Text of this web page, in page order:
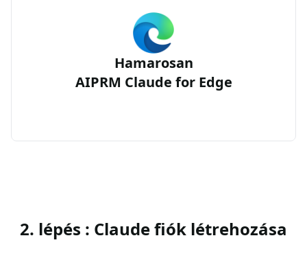
Hamarosan
AIPRM Claude for Edge
2. lépés : Claude fiók létrehozása